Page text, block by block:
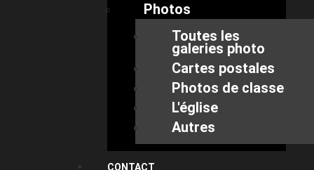
Photos
Toutes les
galeries photo
Cartes postales
Photos de classe
L'église
Autres
CONTACT